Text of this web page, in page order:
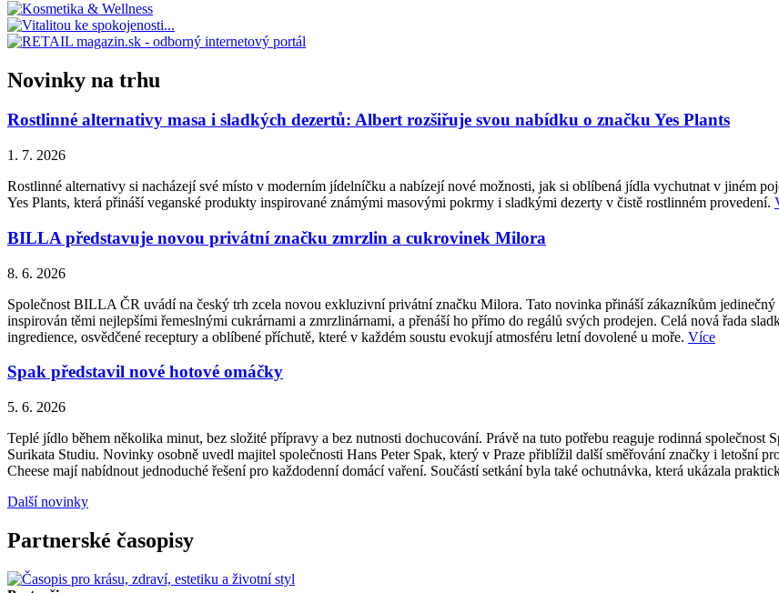
Novinky na trhu
Rostlinné alternativy masa i sladkých dezertů: Albert rozšiřuje svou nabídku o značku Yes Plants
1. 7. 2026
Rostlinné alternativy si nacházejí své místo v moderním jídelníčku a nabízejí nové možnosti, jak si oblíbená jídla vychutnat v jiném
Yes Plants, která přináší veganské produkty inspirované známými masovými pokrmy i sladkými dezerty v čistě rostlinném provedení.
BILLA představuje novou privátní značku zmrzlin a cukrovinek Milora
8. 6. 2026
Společnost BILLA ČR uvádí na český trh zcela novou exkluzivní privátní značku Milora. Tato novinka přináší zákazníkům
inspirován těmi nejlepšími řemeslnými cukrárnami a zmrzlinárnami, a přenáší ho přímo do regálů svých prodejen. Celá nová řada
ingredience, osvědčené receptury a oblíbené příchutě, které v každém soustu evokují atmosféru letní dovolené u moře. Více
Spak představil nové hotové omáčky
5. 6. 2026
Teplé jídlo během několika minut, bez složité přípravy a bez nutnosti dochucování. Právě na tuto potřebu reaguje rodinná společnost
Surikata Studiu. Novinky osobně uvedl majitel společnosti Hans Peter Spak, který v Praze přiblížil další směřování značky i letošní
Cheese mají nabídnout jednoduché řešení pro každodenní domácí vaření. Součástí setkání byla také ochutnávka, která ukázala
Další novinky
Partnerské časopisy